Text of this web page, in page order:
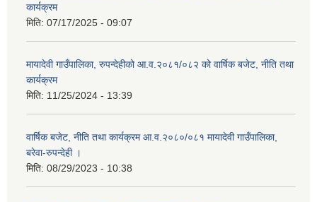
कार्यक्रम
मिति: 07/17/2025 - 09:07
मायादेवी गाउँपालिका, रुपन्देहीको आ.व.२०८१/०८२ को वार्षिक बजेट, नीति तथा
कार्यक्रम
मिति: 11/25/2024 - 13:39
वार्षिक बजेट, नीति तथा कार्यक्रम आ.व.२०८०/०८१ मायादेवी गाउँपालिका,
बरेवा-रुपन्देही ।
मिति: 08/29/2023 - 10:38